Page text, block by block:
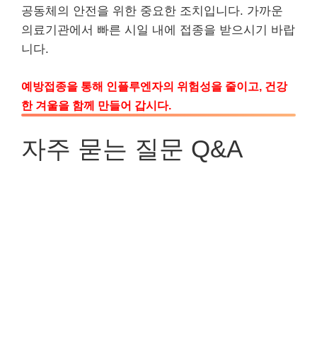
공동체의 안전을 위한 중요한 조치입니다. 가까운
의료기관에서 빠른 시일 내에 접종을 받으시기 바랍
니다.
예방접종을 통해 인플루엔자의 위험성을 줄이고, 건강
한 겨울을 함께 만들어 갑시다.
자주 묻는 질문 Q&A